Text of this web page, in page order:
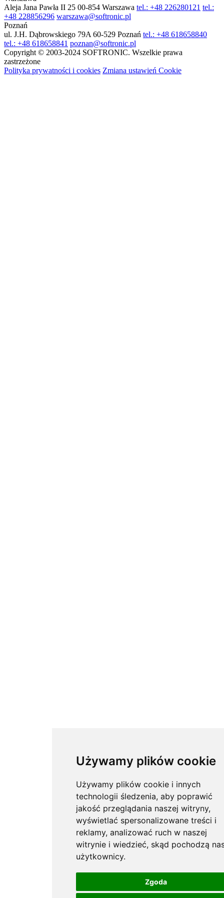
Używamy plików cookie
Używamy plików cookie i innych
technologii śledzenia, aby poprawić
jakość przeglądania naszej witryny,
wyświetlać spersonalizowane treści i
reklamy, analizować ruch w naszej
witrynie i wiedzieć, skąd pochodzą
użytkownicy.
Zgoda
Aleja Jana Pawła II 25 00-854 Warszawa tel.: +48 226280121 tel.:
+48 228856296 warszawa@softronic.pl
Poznań
ul. J.H. Dąbrowskiego 79A 60-529 Poznań tel.: +48 618658840
tel.: +48 618658841 poznan@softronic.pl
Copyright © 2003-2024 SOFTRONIC. Wszelkie prawa
zastrzeżone
Polityka prywatności i cookies Zmiana ustawień Cookie